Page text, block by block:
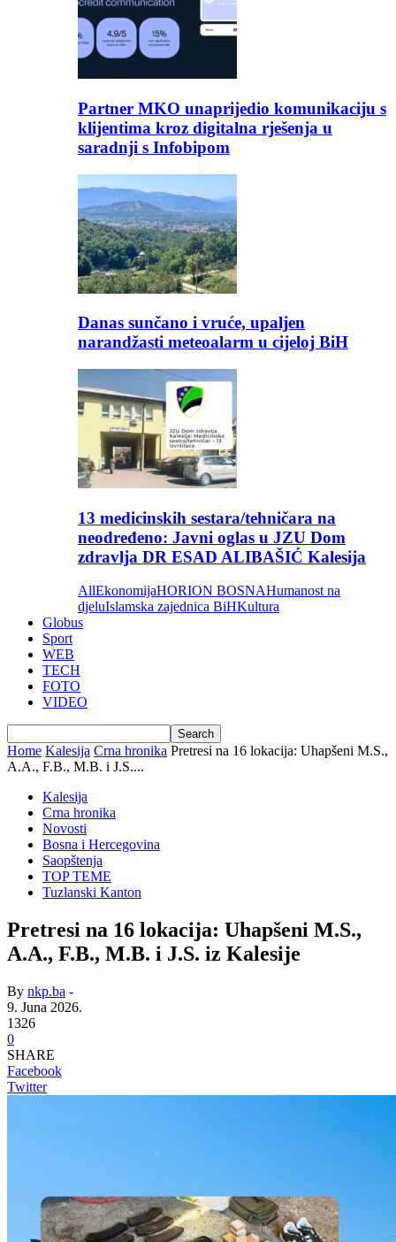
Partner MKO unaprijedio komunikaciju s
klijentima kroz digitalna rješenja u
saradnji s Infobipom
Danas sunčano i vruće, upaljen
narandžasti meteoalarm u cijeloj BiH
13 medicinskih sestara/tehničara na
neodređeno: Javni oglas u JZU Dom
zdravlja DR ESAD ALIBAŠIĆ Kalesija
AllEkonomijaHORION BOSNAHumanost na
djeluIslamska zajednica BiHKultura
Globus
Sport
WEB
TECH
FOTO
VIDEO
Home Kalesija Crna hronika Pretresi na 16 lokacija: Uhapšeni M.S.,
A.A., F.B., M.B. i J.S....
Kalesija
Crna hronika
Novosti
Bosna i Hercegovina
Saopštenja
TOP TEME
Tuzlanski Kanton
Pretresi na 16 lokacija: Uhapšeni M.S.,
A.A., F.B., M.B. i J.S. iz Kalesije
By nkp.ba -
9. Juna 2026.
1326
0
SHARE
Facebook
Twitter